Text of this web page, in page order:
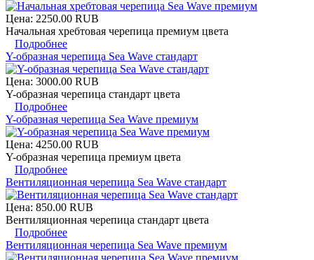
Цена: 2250.00 RUB
Начальная хребтовая черепица премиум цвета
Подробнее
Y-образная черепица Sea Wave стандарт
Цена: 3000.00 RUB
Y-образная черепица стандарт цвета
Подробнее
Y-образная черепица Sea Wave премиум
Цена: 4250.00 RUB
Y-образная черепица премиум цвета
Подробнее
Вентиляционная черепица Sea Wave стандарт
Цена: 850.00 RUB
Вентиляционная черепица стандарт цвета
Подробнее
Вентиляционная черепица Sea Wave премиум